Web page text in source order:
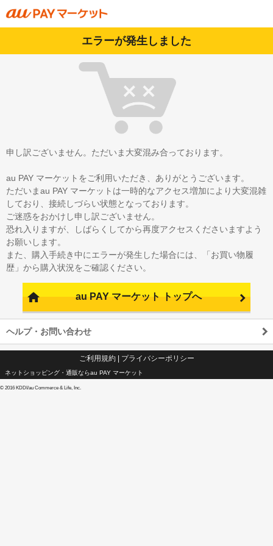
エラーが発生しました
申し訳ございません。ただいま大変混み合っております。
au PAY マーケットをご利用いただき、ありがとうございます。
ただいまau PAY マーケットは一時的なアクセス増加により大変混雑
しており、接続しづらい状態となっております。
ご迷惑をおかけし申し訳ございません。
恐れ入りますが、しばらくしてから再度アクセスくださいますよう
お願いします。
また、購入手続き中にエラーが発生した場合には、「お買い物履
歴」から購入状況をご確認ください。
au PAY マーケット トップへ
ヘルプ・お問い合わせ
ご利用規約| プライバシーポリシー
ネットショッピング・通販ならau PAY マーケット
© 2016 KDDI/au Commerce & Life, Inc.